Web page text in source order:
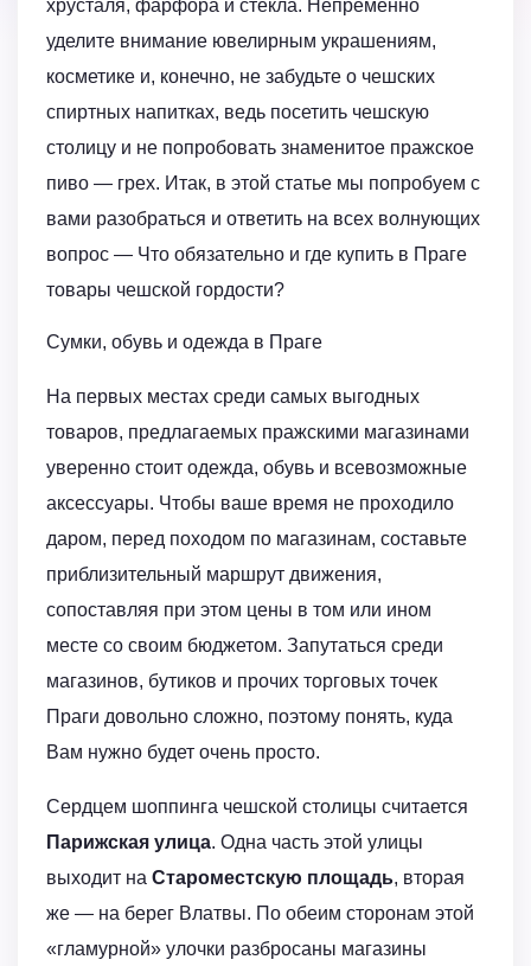
хрусталя, фарфора и стекла. Непременно
уделите внимание ювелирным украшениям,
косметике и, конечно, не забудьте о чешских
спиртных напитках, ведь посетить чешскую
столицу и не попробовать знаменитое пражское
пиво — грех. Итак, в этой статье мы попробуем с
вами разобраться и ответить на всех волнующих
вопрос — Что обязательно и где купить в Праге
товары чешской гордости?
Сумки, обувь и одежда в Праге
На первых местах среди самых выгодных
товаров, предлагаемых пражскими магазинами
уверенно стоит одежда, обувь и всевозможные
аксессуары. Чтобы ваше время не проходило
даром, перед походом по магазинам, составьте
приблизительный маршрут движения,
сопоставляя при этом цены в том или ином
месте cо своим бюджетом. Запутаться среди
магазинов, бутиков и прочих торговых точек
Праги довольно сложно, поэтому понять, куда
Вам нужно будет очень просто.
Сердцем шоппинга чешской столицы считается
Парижская улица. Одна часть этой улицы
выходит на Староместскую площадь, вторая
же — на берег Влатвы. По обеим сторонам этой
«гламурной» улочки разбросаны магазины